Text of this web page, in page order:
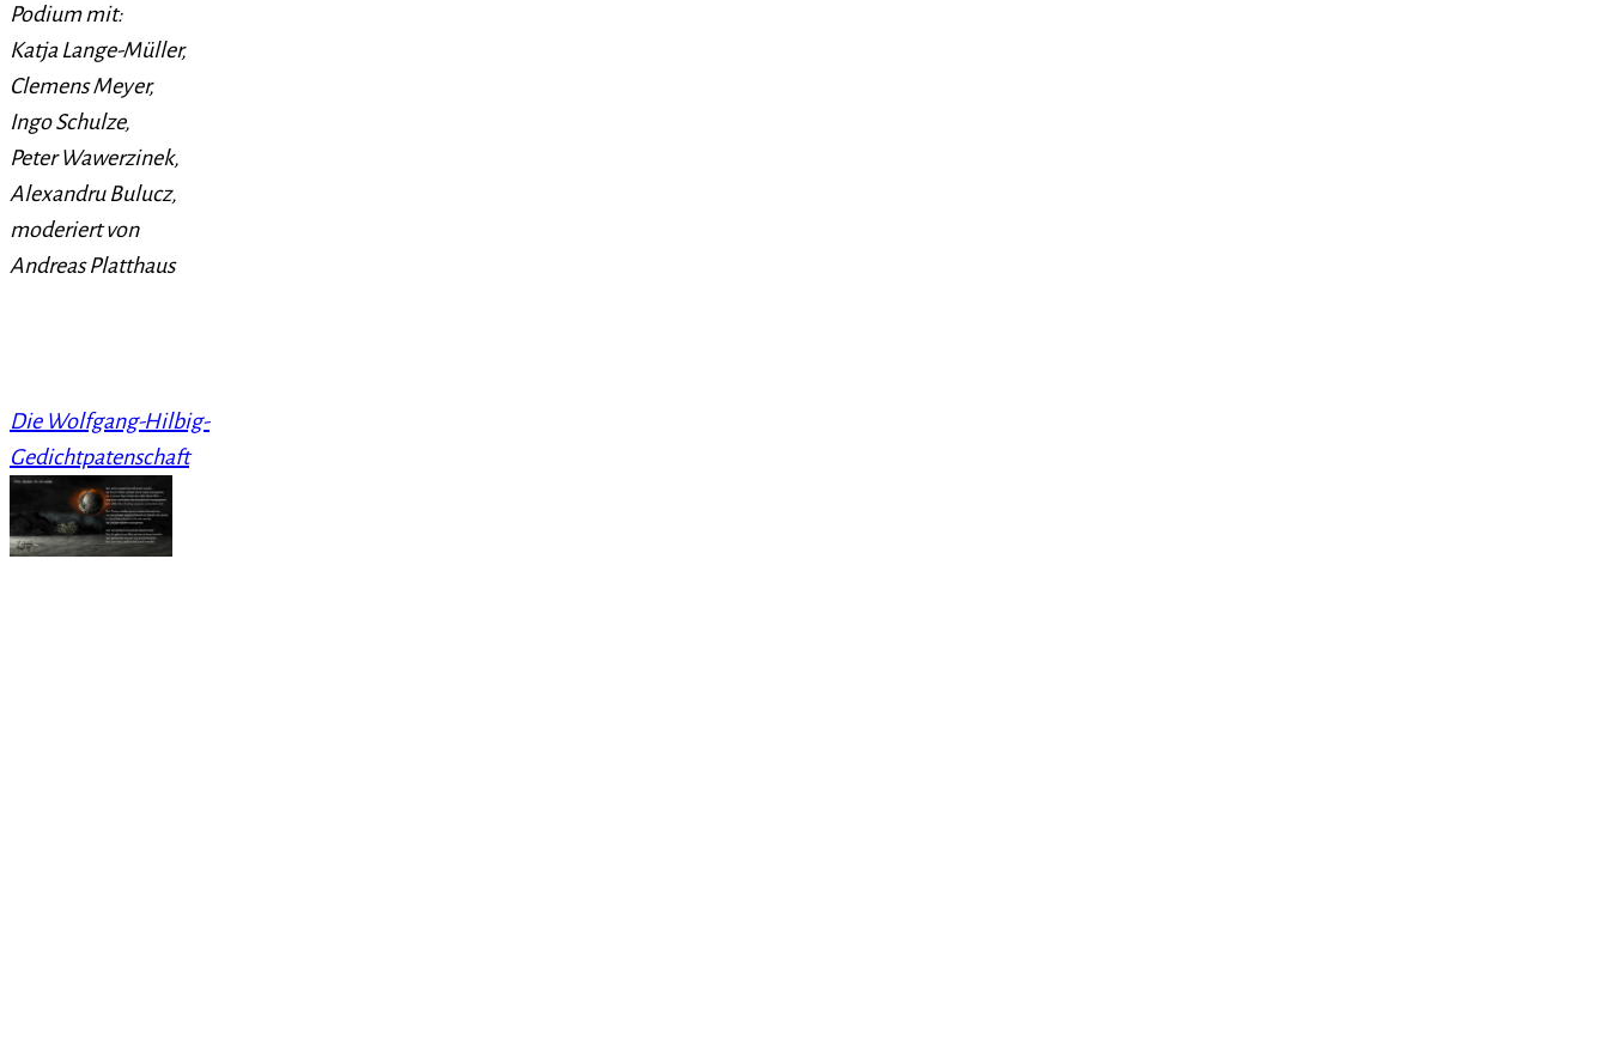
Podium mit:
Katja Lange-Müller,
Clemens Meyer,
Ingo Schulze,
Peter Wawerzinek,
Alexandru Bulucz,
moderiert von
Andreas Platthaus
Die Wolfgang-Hilbig-
Gedichtpatenschaft